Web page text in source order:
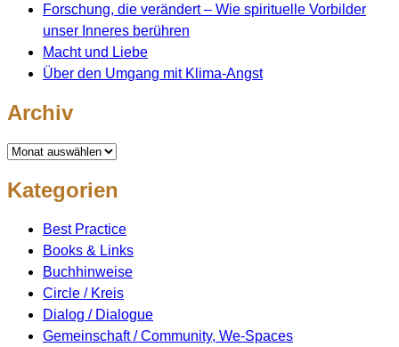
Forschung, die verändert – Wie spirituelle Vorbilder
unser Inneres berühren
Macht und Liebe
Über den Umgang mit Klima-Angst
Archiv
Archiv
Kategorien
Best Practice
Books & Links
Buchhinweise
Circle / Kreis
Dialog / Dialogue
Gemeinschaft / Community, We-Spaces